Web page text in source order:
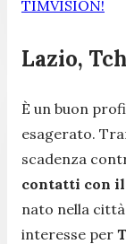
TIMVISION!
Lazio,
È un buon
esagerato.
scadenza
contatti con
nato nella
interesse per